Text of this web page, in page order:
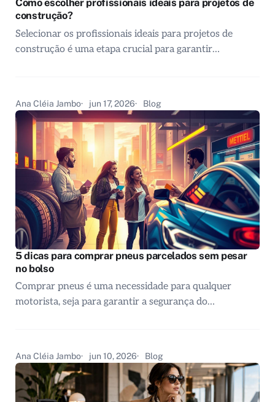
Como escolher profissionais ideais para projetos de
construção?
Selecionar os profissionais ideais para projetos de
construção é uma etapa crucial para garantir…
Ana Cléia Jambo jun 17, 2026 Blog
5 dicas para comprar pneus parcelados sem pesar
no bolso
Comprar pneus é uma necessidade para qualquer
motorista, seja para garantir a segurança do…
Ana Cléia Jambo jun 10, 2026 Blog